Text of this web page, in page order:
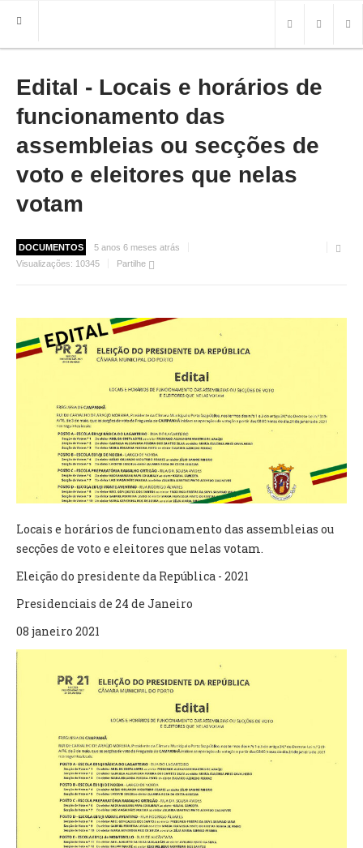
HOME
FREGUESIA
INFO
HISTÓRIA
ROTEIRO TURÍSTICO
CONTACTOS ÚTEIS
BRASÃO
FOTOS
AUTARQUIA
CONSTITUIÇÃO
PRESIDENTE
ASSEMBLEIA DE FREGUESIA
GRAVAÇÕES DAS REUNIÕES PÚBLICAS DO EXECUTIVO
ATAS E DOCUMENTOS DA ASSEMBLEIA
EDITAIS
PLANO E ORÇAMENTO
RECRUTAMENTO PESSOAL
CÓDIGO DE CONDUTA
ORÇAMENTO COLABORATIVO
FUNDO DE APOIO AO ASSOCIATIVISMO
SUBVENÇÕES PÚBLICAS
Edital - Locais e horários de
funcionamento das
assembleias ou secções de
voto e eleitores que nelas
votam
DOCUMENTOS
5 anos 6 meses atrás
Visualizações: 10345 Partilhe
Locais e horários de funcionamento das assembleias ou
secções de voto e eleitores que nelas votam.
Eleição do presidente da República - 2021
Presidenciais de 24 de Janeiro
08 janeiro 2021